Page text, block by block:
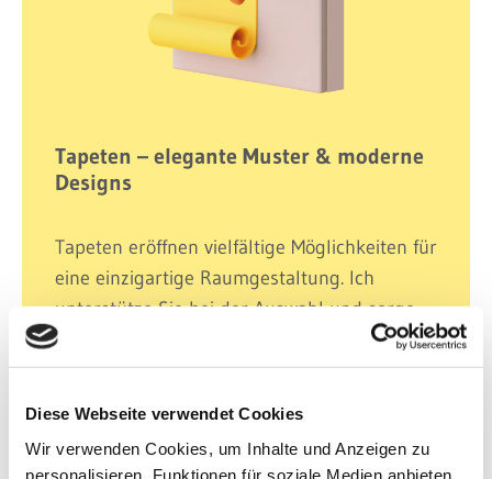
Diese Webseite verwendet Cookies
Wir verwenden Cookies, um Inhalte und Anzeigen zu
personalisieren, Funktionen für soziale Medien anbieten
Tapeten – elegante Muster & moderne
Designs
Tapeten eröffnen vielfältige Möglichkeiten für
eine einzigartige Raumgestaltung. Ich
unterstütze Sie bei der Auswahl und sorge
für eine fachgerechte Umsetzung. Zur
Auswahl stehen:
Vlies- und Mustertapeten
Robuste Gewebe- und Vinyltapeten